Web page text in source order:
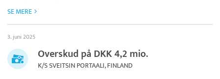
SE MERE
3. juni 2025
Overskud på DKK 4,2 mio.
K/S SVEITSIN PORTAALI, FINLAND